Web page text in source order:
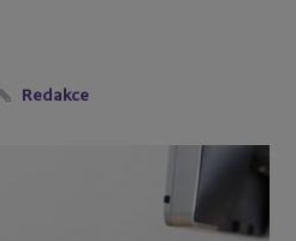
Redakce